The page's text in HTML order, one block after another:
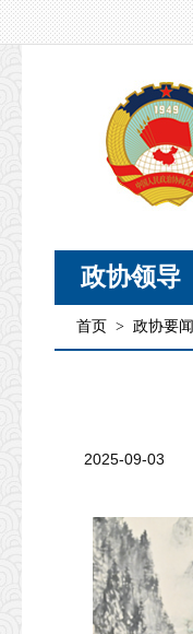
政协领导
首页 > 政协要闻
2025-09-03